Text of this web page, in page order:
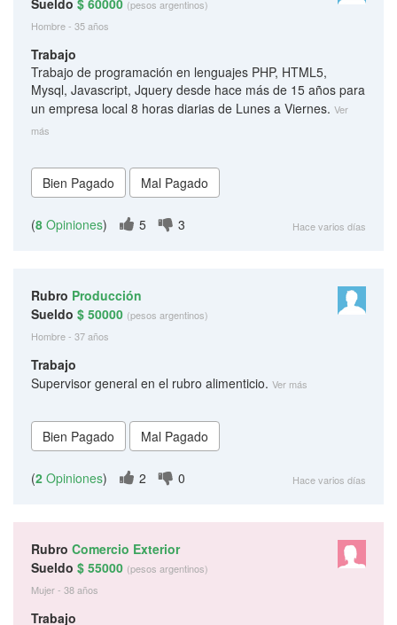
Sueldo $ 60000 (pesos argentinos)
Hombre - 35 años
Trabajo
Trabajo de programación en lenguajes PHP, HTML5,
Mysql, Javascript, Jquery desde hace más de 15 años para
un empresa local 8 horas diarias de Lunes a Viernes. Ver
más
(8 Opiniones) 5 3 Hace varios días
Rubro Producción
Sueldo $ 50000 (pesos argentinos)
Hombre - 37 años
Trabajo
Supervisor general en el rubro alimenticio. Ver más
(2 Opiniones) 2 0 Hace varios días
Rubro Comercio Exterior
Sueldo $ 55000 (pesos argentinos)
Mujer - 38 años
Trabajo